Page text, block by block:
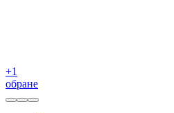
+1
обране